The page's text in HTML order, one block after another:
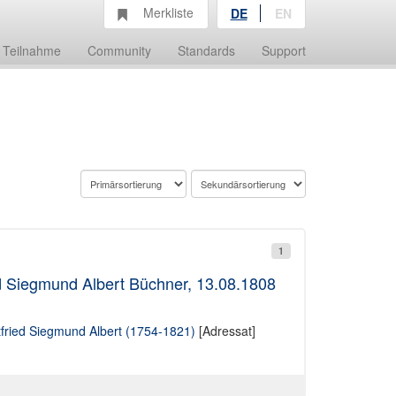
Teilnahme Community Standards Support
Merkliste DE EN
1
Albert Büchner, 13.08.1808
Siegmund Albert (1754-1821) [Adressat]